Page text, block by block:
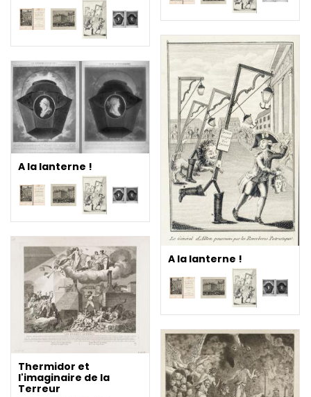
A la lanterne !
A la lanterne !
Thermidor et
l'imaginaire de la
Terreur